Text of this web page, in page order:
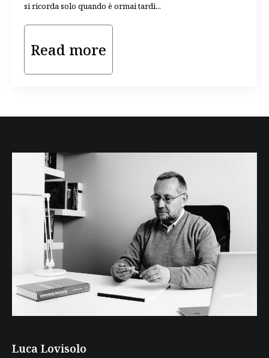
si ricorda solo quando è ormai tardi...
Read more
Luca Lovisolo